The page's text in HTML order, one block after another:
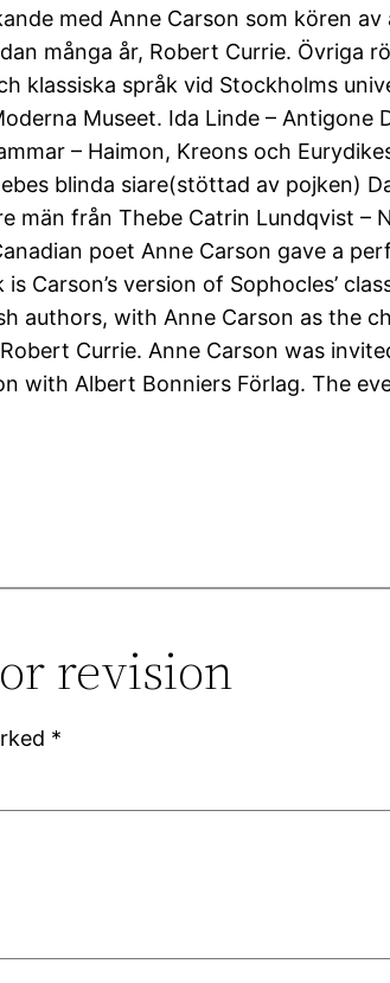
med Anne Carson som kören
många år, Robert Currie. Övriga
klassiska språk vid Stockholms
Museet. Ida Linde – Antigone
– Haimon, Kreons och
blinda siare(stöttad av pojken)
män från Thebe Catrin Lundqvist
poet Anne Carson gave a
Carson’s version of Sophocles’
authors, with Anne Carson as the
Currie. Anne Carson was
with Albert Bonniers Förlag. The
revision
*